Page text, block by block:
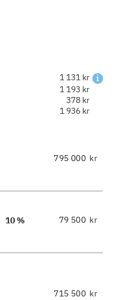
1 131 kr
1 193 kr
378 kr
1 936 kr
kr
10 % kr
kr